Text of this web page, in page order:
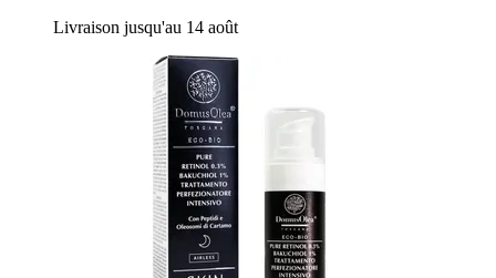
Livraison jusqu'au 14 août